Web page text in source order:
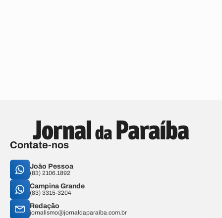
Contate-nos
João Pessoa
(83) 2106.1892
Campina Grande
(83) 3315-3204
Redação
jornalismo@jornaldaparaiba.com.br